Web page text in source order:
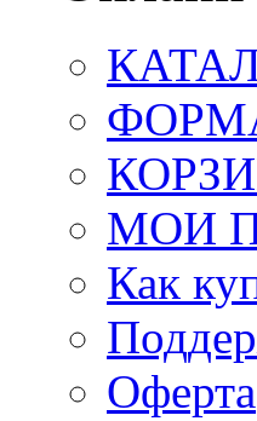
МОИ
Как
Оферта